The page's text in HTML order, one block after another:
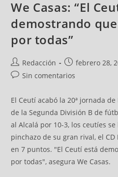
We Casas: “El
demostrando
por todas”
Redacción febrero 28,
Sin comentarios
El Ceutí acabó la 20ª jornada
de la Segunda División B de
al Alcalá por 10-3, los ceutíes
pinchazo de su gran rival, el CD
en 7 puntos. "El Ceutí está
por todas", asegura We Casas.